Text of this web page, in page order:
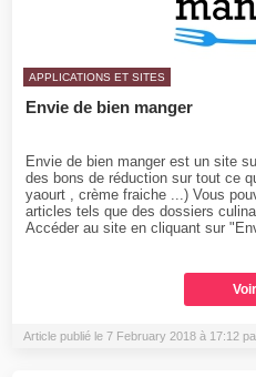
APPLICATIONS ET SITES
Envie de bien manger
Envie de bien manger est un site
des bons de réduction sur tout ce
yaourt , crème fraiche ...) Vous
articles tels que des dossiers
Accéder au site en cliquant sur
Voir
Article publié le 7 February 2018 à 17:12